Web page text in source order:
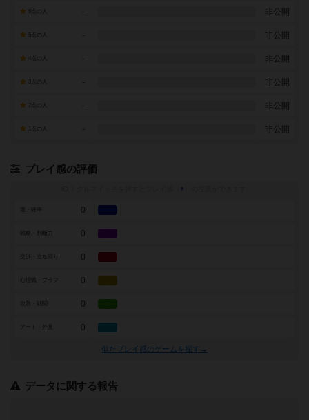
- 非公開
- 非公開
- 非公開
- 非公開
- 非公開
- 非公開
プレイ感の評価
※
0
戦略・判断力 0
0
0
0
アート・外見 0
似たプレイ感のゲームを探す→
データに関する報告